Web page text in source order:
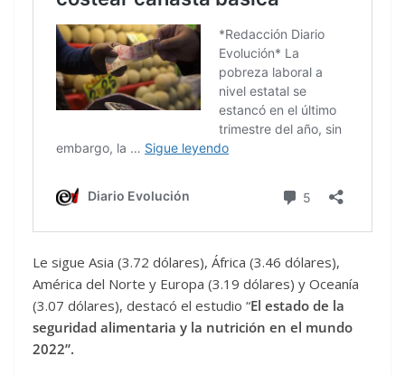
Le sigue Asia (3.72 dólares), África (3.46 dólares),
América del Norte y Europa (3.19 dólares) y Oceanía
(3.07 dólares), destacó el estudio “El estado de la
seguridad alimentaria y la nutrición en el mundo
2022”.